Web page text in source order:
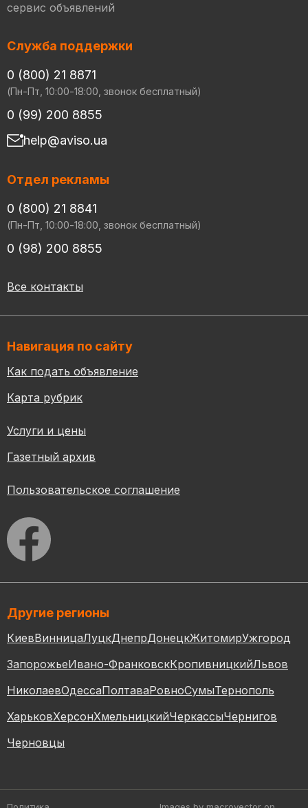
сервис объявлений
Служба поддержки
0 (800) 21 8871
(Пн-Пт, 10:00-18:00, звонок бесплатный)
0 (99) 200 8855
help@aviso.ua
Отдел рекламы
0 (800) 21 8841
(Пн-Пт, 10:00-18:00, звонок бесплатный)
0 (98) 200 8855
Все контакты
Навигация по сайту
Как подать объявление
Карта рубрик
Услуги и цены
Газетный архив
Пользовательское соглашение
Другие регионы
КиевВинницаЛуцкДнепрДонецкЖитомирУжгород
ЗапорожьеИвано-ФранковскКропивницкийЛьвов
НиколаевОдессаПолтаваРовноСумыТернополь
ХарьковХерсонХмельницкийЧеркассыЧернигов
Черновцы